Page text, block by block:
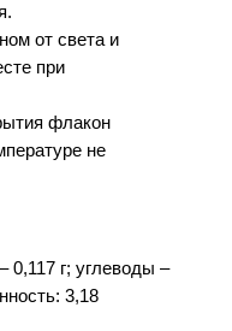
от света и
при
флакон
не
0,117 г; углеводы –
3,18